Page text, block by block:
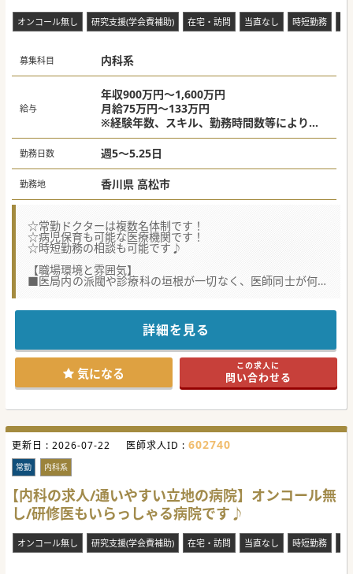
オンコール無し 研究支援(学会費補助) 在宅・訪問 当直なし 時短勤務
募集科目 内科系
給与
年収900万円～1,600万円
月給75万円～133万円
※経験年数、スキル、勤務時間数等により異
なる
※当直代は別途支給
勤務日数 週5～5.25日
勤務地 香川県 高松市
☆常勤ドクターは複数名体制です！
☆病児保育も可能な医療機関です！
☆時短勤務の相談も可能です♪
【職場環境と雰囲気】
■医局内の派閥や診療科の垣根が一切なく、医師同士が何で
も気軽に相談し合えるアットホームで温かな風土が根付いて
■時短常勤制度が完備されているほか、男性医師が複数回に
わたり育児休業を取得した実績もあり、子育て世代を強力に
■救急車の搬送数は一日あたり平均2件程度と落ち着いてお
り、急性期でありながらも時間外の対応に追われず穏やかに
勤務できます。
【具体的な業務内容】
民の主訴に応えながら1コマあたり平均20名程度を診療して
いただきます。
■病棟管理では主治医制のもとで10名程度を受け持ち、内科
疾患を中心に急性期から地域ケア、緩和ケアまで幅広く管理
していただきます。
■希望や経験に応じて訪問診療にも携わることが可能であ
り、看護師兼ドライバーが帯同する体制で居宅中心に巡回し
ていただきます。
【募集背景】
■これまで内科診療を支えていた時短常勤の医師が退職した
ことに伴い、外来および病棟管理の体制を維持するための補
充募集です。
■地域の高齢化に伴う内科疾患の増加に対応し、医師一人あ
詳細を見る
気になる この求人に
問い合わせる
更新日 : 2026-07-22 医師求人ID : 602740
常勤 内科系
【内科の求人/通いやすい立地の病院】オンコール無
し/研修医もいらっしゃる病院です♪
オンコール無し 研究支援(学会費補助) 在宅・訪問 当直なし 時短勤務